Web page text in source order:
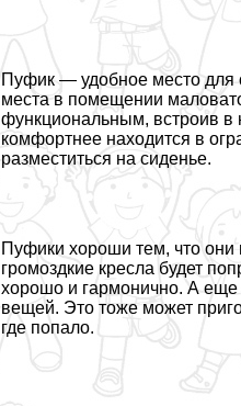
Пуфик — удобное место для
места в помещении
функциональным, встроив в
комфортнее находится в
разместиться на сиденье.
Пуфики хороши тем, что они
громоздкие кресла будет
хорошо и гармонично. А еще
вещей. Это тоже может
где попало.